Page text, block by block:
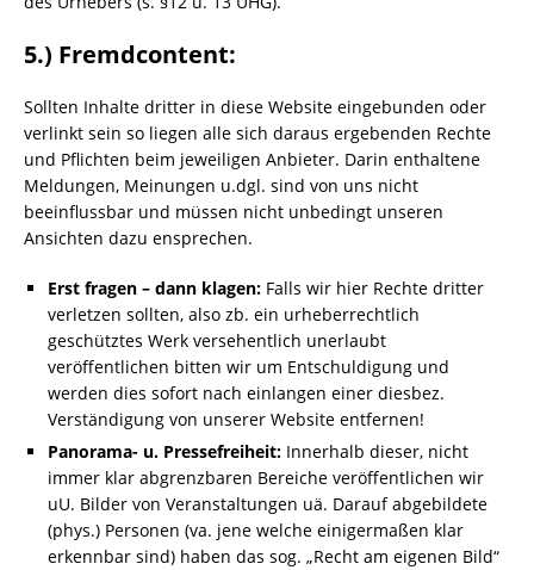
5.) Fremdcontent:
Sollten Inhalte dritter in diese Website eingebunden oder
verlinkt sein so liegen alle sich daraus ergebenden Rechte
und Pflichten beim jeweiligen Anbieter. Darin enthaltene
Meldungen, Meinungen u.dgl. sind von uns nicht
beeinflussbar und müssen nicht unbedingt unseren
Ansichten dazu ensprechen.
Erst fragen – dann klagen: Falls wir hier Rechte dritter
verletzen sollten, also zb. ein urheberrechtlich
geschütztes Werk versehentlich unerlaubt
veröffentlichen bitten wir um Entschuldigung und
werden dies sofort nach einlangen einer diesbez.
Verständigung von unserer Website entfernen!
Panorama- u. Pressefreiheit: Innerhalb dieser, nicht
immer klar abgrenzbaren Bereiche veröffentlichen wir
uU. Bilder von Veranstaltungen uä. Darauf abgebildete
(phys.) Personen (va. jene welche einigermaßen klar
erkennbar sind) haben das sog. „Recht am eigenen Bild“